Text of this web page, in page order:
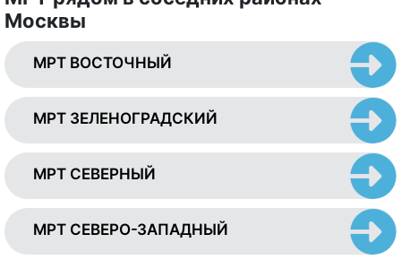
Москвы
МРТ ВОСТОЧНЫЙ
МРТ ЗЕЛЕНОГРАДСКИЙ
МРТ СЕВЕРНЫЙ
МРТ СЕВЕРО-ЗАПАДНЫЙ